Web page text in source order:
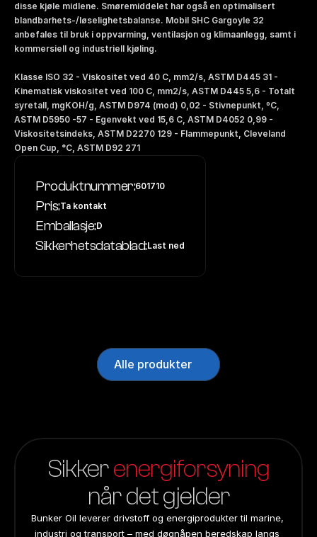
disse kjøle midlene. Smøremiddelet har også en optimalisert
blandbarhets-/løselighetsbalanse. Mobil SHC Gargoyle 32
anbefales til bruk i oppvarming, ventilasjon og klimaanlegg, samt i
kommersiell og industriell kjøling.
Klasse ISO 32 - Viskositet ved 40 C, mm2/s, ASTM D445 31 -
Kinematisk viskositet ved 100 C, mm2/s, ASTM D445 5,6 - Totalt
syretall, mgKOH/g, ASTM D974 (mod) 0,02 - Stivnepunkt, ºC,
ASTM D5950 -57 - Egenvekt ved 15,6 C, ASTM D4052 0,99 -
Viskositetsindeks, ASTM D2270 129 - Flammepunkt, Cleveland
Open Cup, °C, ASTM D92 271
Produktnummer:601710
Pris:Ta kontakt
Emballasje:D
Sikkerhetsdatablad:Last ned
Alle produkter
Sikker energiforsyning
når det gjelder
Bunker Oil leverer drivstoff og energiprodukter til marine,
industri og transport – med døgnåpen beredskap langs